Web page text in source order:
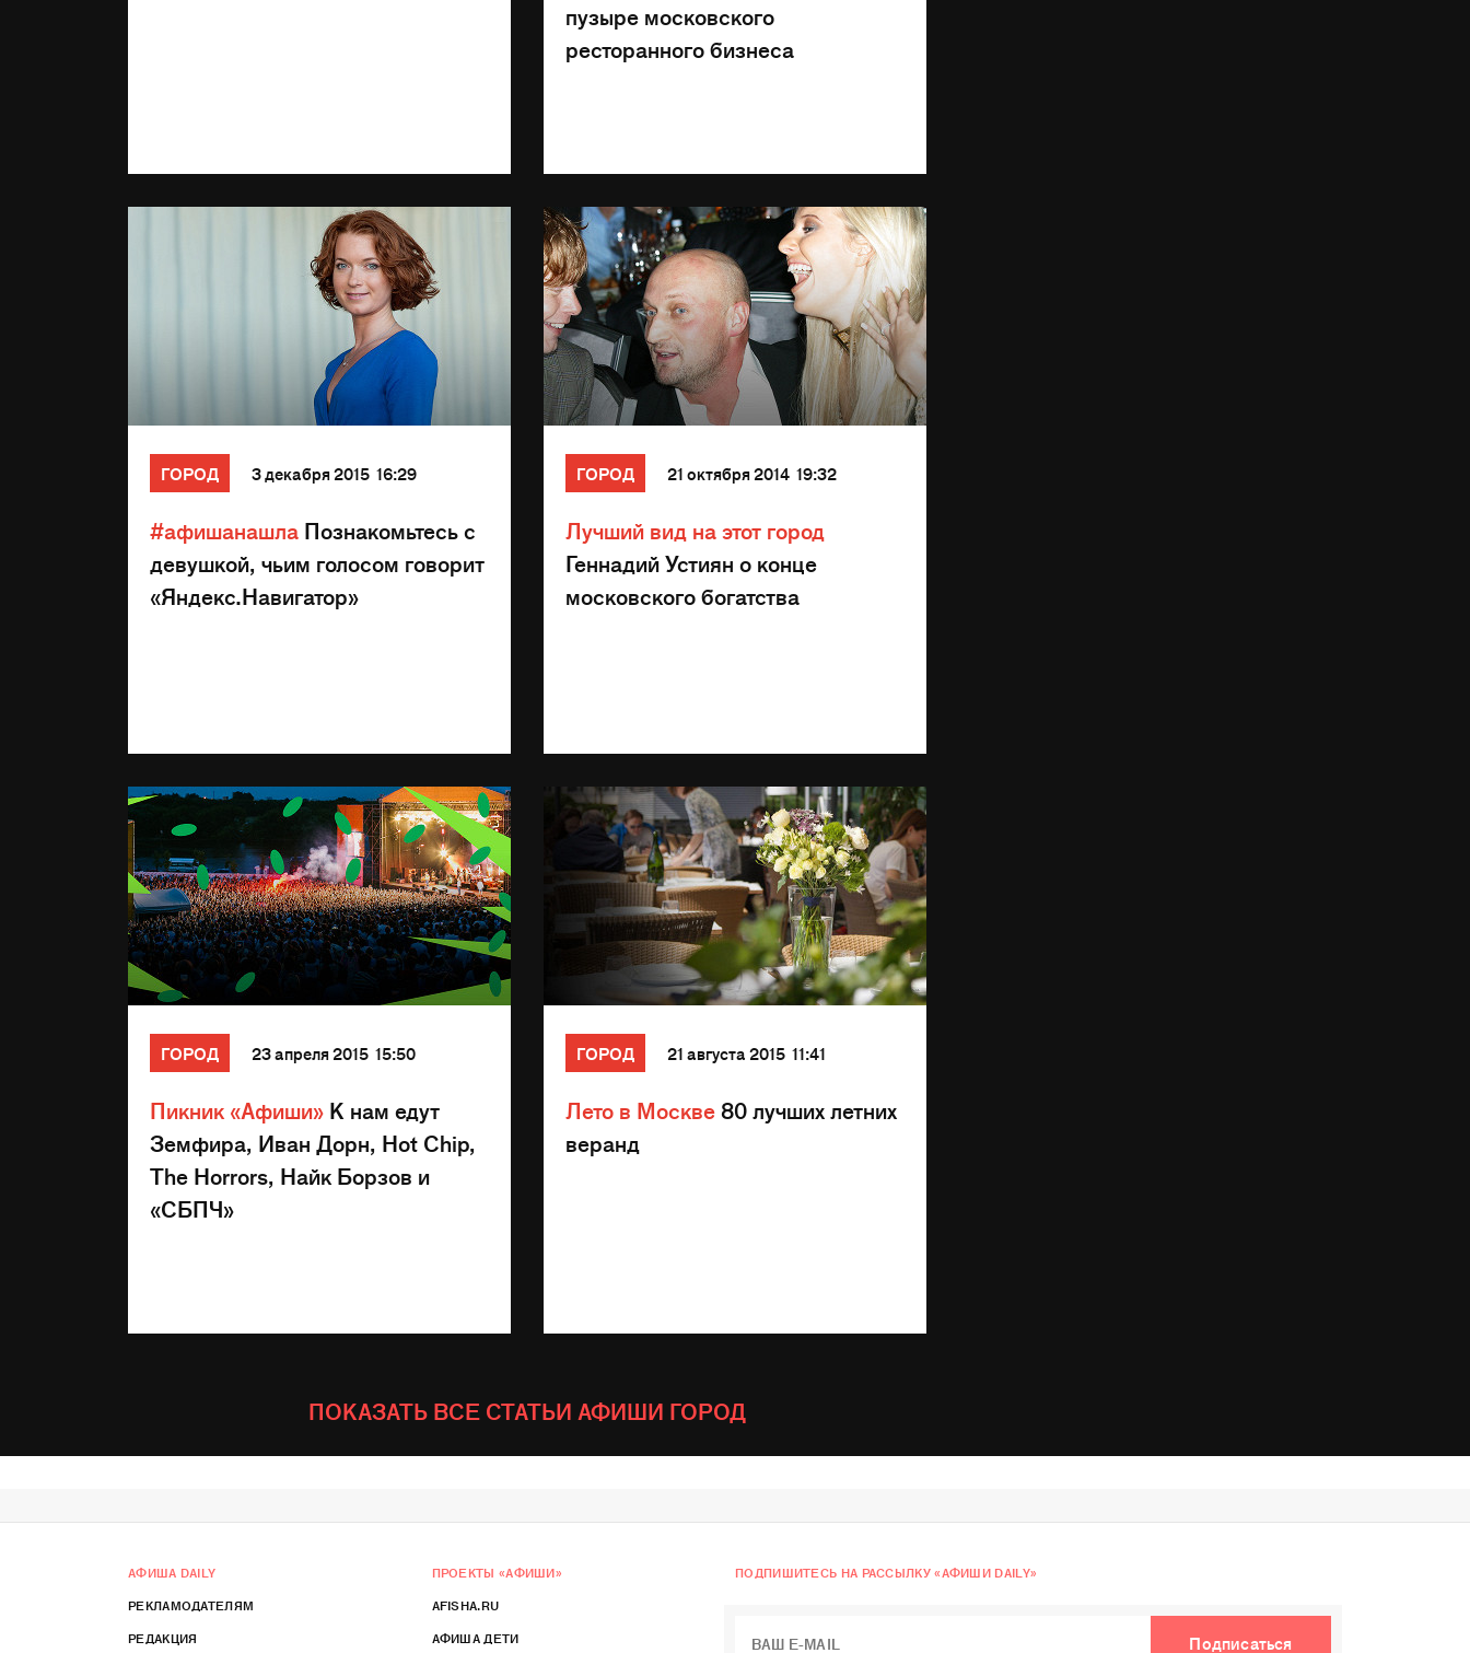
пузыре московского
ресторанного бизнеса
ГОРОД 3 декабря 2015 16:29
#афишанашла Познакомьтесь с
девушкой, чьим голосом говорит
«Яндекс.Навигатор»
ГОРОД 21 октября 2014 19:32
Лучший вид на этот город
Геннадий Устиян о конце
московского богатства
ГОРОД 23 апреля 2015 15:50
Пикник «Афиши» К нам едут
Земфира, Иван Дорн, Hot Chip,
The Horrors, Найк Борзов и
«СБПЧ»
ГОРОД 21 августа 2015 11:41
Лето в Москве80 лучших летних
веранд
ПОКАЗАТЬ ВСЕ СТАТЬИ АФИШИ ГОРОД
АФИША DAILY
РЕКЛАМОДАТЕЛЯМ
РЕДАКЦИЯ
ПРОЕКТЫ «АФИШИ»
AFISHA.RU
АФИША ДЕТИ
ПОДПИШИТЕСЬ НА РАССЫЛКУ «АФИШИ DAILY»
Подписаться